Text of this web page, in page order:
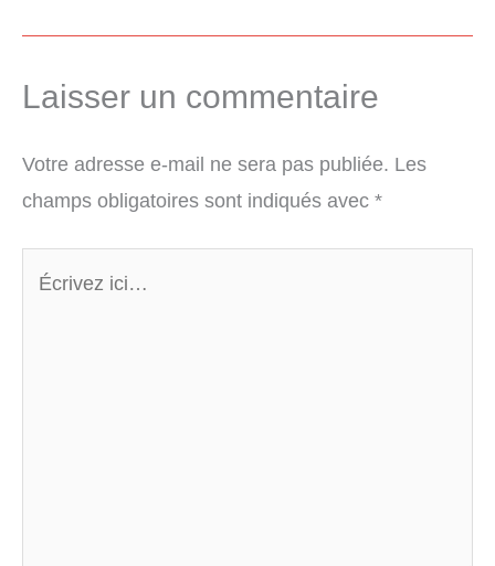
Laisser un commentaire
Votre adresse e-mail ne sera pas publiée. Les
champs obligatoires sont indiqués avec *